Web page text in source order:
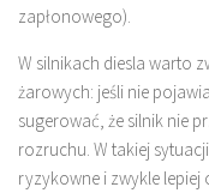
zapłonowego).
W silnikach diesla warto
żarowych: jeśli nie
sugerować, że silnik nie
rozruchu. W takiej
ryzykowne i zwykle lepiej